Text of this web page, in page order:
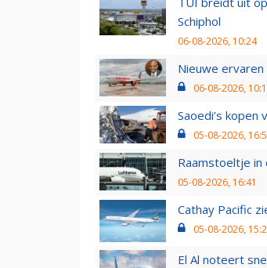
Schiphol
06-08-2026, 10:24
Nieuwe
06-08-2026,
Saoedi’s
05-08-2026,
Raamstoeltje in
05-08-2026, 16:41
Cathay Pacific
05-08-2026,
El Al noteert